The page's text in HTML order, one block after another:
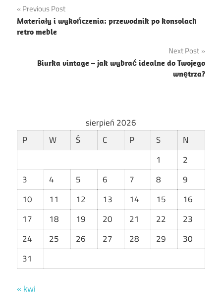
Nawigacja
wpisu
Previous Post
Materiały i wykończenia: przewodnik po konsolach
retro meble
Next Post
Biurka vintage – jak wybrać idealne do Twojego
wnętrza?
sierpień 2026
P
W Ś C P S
N
1
2
3
4 5 6 7 8
9
10
11 12 13 14 15
16
17
18 19 20 21 22
23
24
25 26 27 28 29
30
31
« kwi